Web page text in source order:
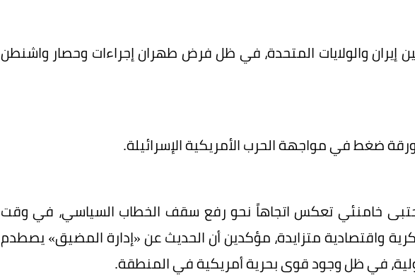
إيران والولايات المتحدة، في ظل فرض طهران إجراءات وحصار واشنطن
ضغط في مواجهة الحرب الأمريكية الإسرائيلة.
خامنئي تعكس اتجاهاً نحو رفع سقف الخطاب السياسي، في وقت
واقتصادية متزايدة، مؤكدين أن الحديث عن «إدارة المضيق» يصطدم
في ظل وجود قوى بحرية أمريكية في المنطقة.